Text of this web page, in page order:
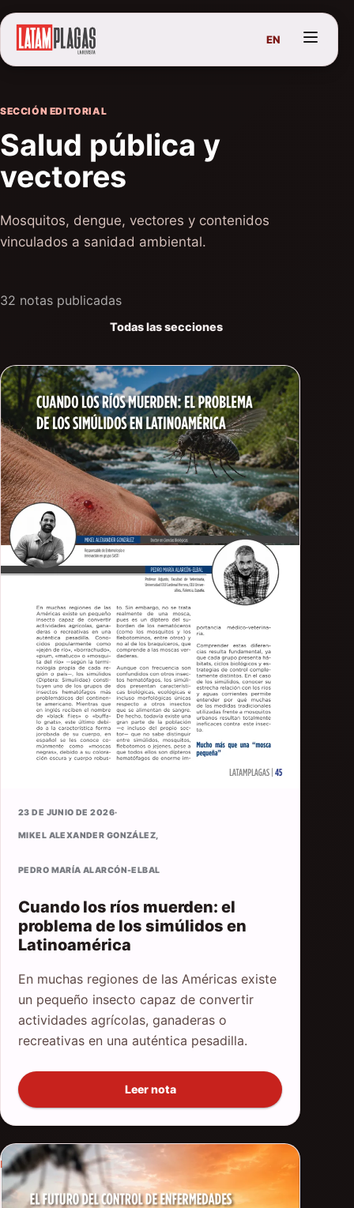
EN
SECCIÓN EDITORIAL
Salud pública y
vectores
Mosquitos, dengue, vectores y contenidos
vinculados a sanidad ambiental.
32 notas publicadas
Todas las secciones
23 DE JUNIO DE 2026·
MIKEL ALEXANDER GONZÁLEZ,
PEDRO MARÍA ALARCÓN-ELBAL
Cuando los ríos muerden: el
problema de los simúlidos en
Latinoamérica
En muchas regiones de las Américas existe
un pequeño insecto capaz de convertir
actividades agrícolas, ganaderas o
recreativas en una auténtica pesadilla.
Leer nota